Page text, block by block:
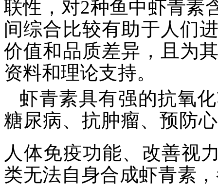
联性，对2种鱼中虾青素
间综合比较有助于人们
价值和品质差异，且为
资料和理论支持。
虾青素具有强的抗氧
糖尿病、抗肿瘤、预防
人体免疫功能、改善视
类无法自身合成虾青素